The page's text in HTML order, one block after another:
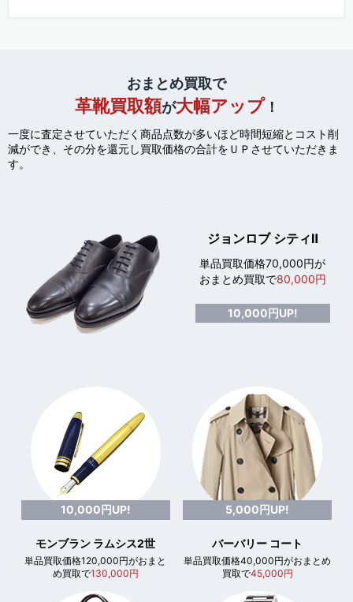
おまとめ買取で
革靴買取額が大幅アップ！
一度に査定させていただく商品点数が多いほど時間短縮とコスト削
減ができ、 その分を還元し買取価格の合計をＵＰさせていただきま
す。
ジョンロブ シティⅡ
単品買取価格70,000円が
おまとめ買取で80,000円
10,000円UP!
10,000円UP!
モンブラン ラムシス2世
単品買取価格120,000円がおまと
め買取で130,000円
5,000円UP!
バーバリー コート
単品買取価格40,000円がおまとめ
買取で45,000円